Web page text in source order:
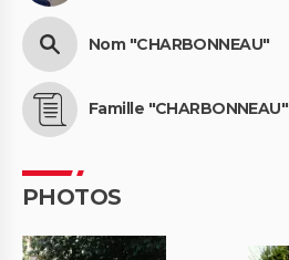
Nom "CHARBONNEAU"
Famille "CHARBONNEAU"
PHOTOS